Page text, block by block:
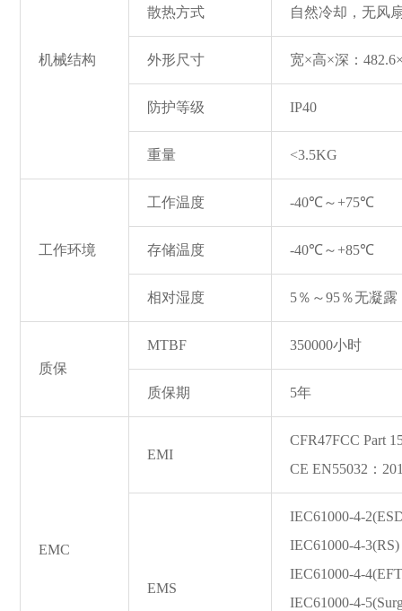
机械结构
散热方式 自然冷却，无风
外形尺寸 宽×高×深：
防护等级 IP40
重量 <3.5KG
工作环境
工作温度 -40℃～+75℃
存储温度 -40℃～+85℃
相对湿度 5％～95％无凝露
质保
MTBF 350000小时
质保期 5年
EMC
EMI
CFR47FCC Part
CE EN55032：
EMS
IEC61000-4-
IEC61000-4-
IEC61000-4-
IEC61000-4-